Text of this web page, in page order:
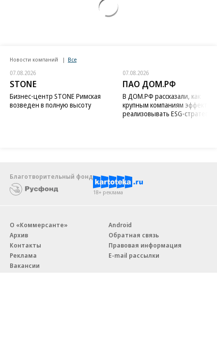
Новости компаний Все
07.08.2026
STONE
Бизнес-центр STONE Римская
возведен в полную высоту
07.08.2026
ПАО ДОМ.РФ
В ДОМ.РФ рассказали, как
крупным компаниям
реализовывать ESG-стратегию
Благотворительный фонд
18+ реклама
О «Коммерсанте»
Архив
Контакты
Реклама
Вакансии
Android
Обратная связь
Правовая информация
E-mail рассылки